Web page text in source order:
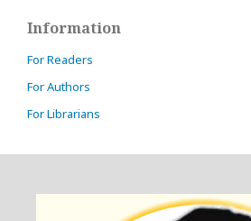
Information
For Readers
For Authors
For Librarians